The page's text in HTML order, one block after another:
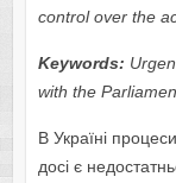
control over the
Keywords:
with the
В Україні
досі є